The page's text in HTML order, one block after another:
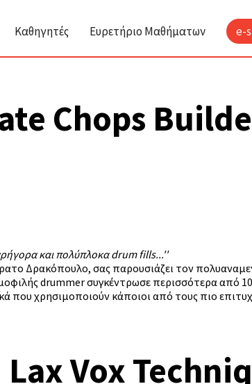
Καθηγητές Ευρετήριο Μαθήματων e-
Chops
και πολύπλοκα drum fills...''
Δρακόπουλο, σας παρουσιάζει τον
drummer συγκέντρωσε περισσότερα από
που χρησιμοποιούν κάποιοι από τους πιο
Lax Vox